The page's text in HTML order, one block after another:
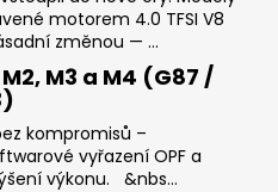
motorem 4.0 TFSI V8
změnou — ...
M2, M3 a M4 (G87 /
kompromisů –
vyřazení OPF a
výkonu. &nbs...